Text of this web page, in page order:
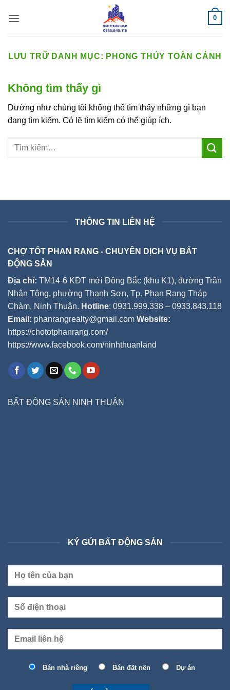
qua
0
LƯU TRỮ DANH MỤC: PHONG THỦY TOÀN CẢNH
Không tìm thấy gì
Dường như chúng tôi không thể tìm thấy những gì bạn
đang tìm kiếm. Có lẽ tìm kiếm có thể giúp ích.
THÔNG TIN LIÊN HỆ
CHỢ TỐT PHAN RANG - CHUYÊN DỊCH VỤ BẤT
ĐỘNG SẢN
Địa chỉ: TM14-6 KĐT mới Đông Bắc (khu K1), đường Trần
Nhân Tông, phường Thanh Sơn, Tp. Phan Rang Tháp
Chàm, Ninh Thuận. Hotline: 0931.999.338 – 0933.843.118
Email: phanrangrealty@gmail.com Website:
https://chototphanrang.com/
https://www.facebook.com/ninhthuanland
BẤT ĐỘNG SẢN NINH THUẬN
KÝ GỬI BẤT ĐỘNG SẢN
Bán nhà riêng Bán đất nền Dự án